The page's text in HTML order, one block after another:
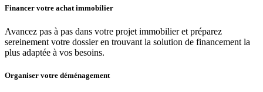
Financer votre achat immobilier
Avancez pas à pas dans votre projet immobilier et préparez
sereinement votre dossier en trouvant la solution de financement la
plus adaptée à vos besoins.
Organiser votre déménagement